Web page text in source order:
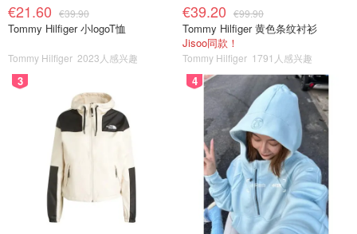
€21.60 €39.90
Tommy Hilfiger 小logoT恤
Tommy Hilfiger 2023人感兴趣
€39.20 €99.90
Tommy Hilfiger 黄色条纹衬衫
Jisoo同款！
Tommy Hilfiger 1791人感兴趣
3 4